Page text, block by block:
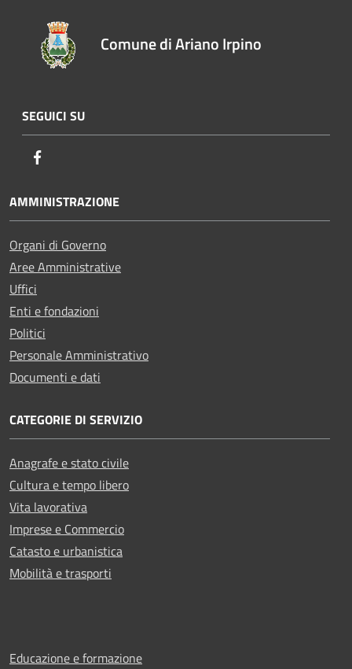
Comune di Ariano Irpino
SEGUICI SU
AMMINISTRAZIONE
Organi di Governo
Aree Amministrative
Uffici
Enti e fondazioni
Politici
Personale Amministrativo
Documenti e dati
CATEGORIE DI SERVIZIO
Anagrafe e stato civile
Cultura e tempo libero
Vita lavorativa
Imprese e Commercio
Catasto e urbanistica
Mobilità e trasporti
Educazione e formazione